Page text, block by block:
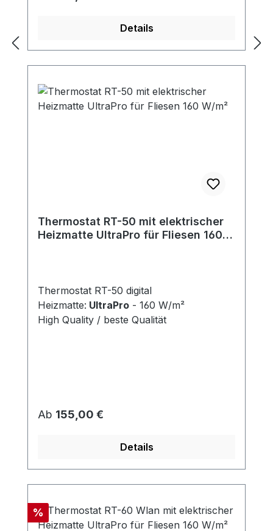
Details
Thermostat RT-50 mit elektrischer
Heizmatte UltraPro für Fliesen 160
Thermostat RT-50 digital
Heizmatte: UltraPro - 160 W/m²
High Quality / beste Qualität
Regulärer Preis:
Ab 155,00 €
Details
Rabatt
%